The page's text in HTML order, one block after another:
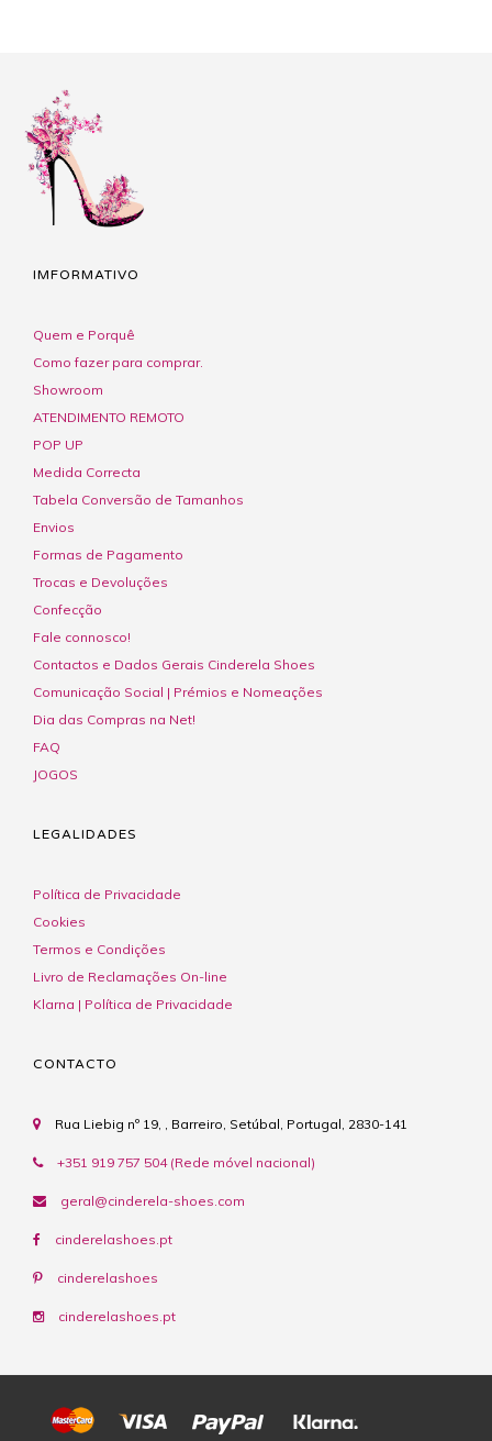
IMFORMATIVO
Quem e Porquê
Como fazer para comprar.
Showroom
ATENDIMENTO REMOTO
POP UP
Medida Correcta
Tabela Conversão de Tamanhos
Envios
Formas de Pagamento
Trocas e Devoluções
Confecção
Fale connosco!
Contactos e Dados Gerais Cinderela Shoes
Comunicação Social | Prémios e Nomeações
Dia das Compras na Net!
FAQ
JOGOS
LEGALIDADES
Política de Privacidade
Cookies
Termos e Condições
Livro de Reclamações On-line
Klarna | Política de Privacidade
CONTACTO
Rua Liebig nº 19, , Barreiro, Setúbal, Portugal, 2830-141
+351 919 757 504 (Rede móvel nacional)
geral@cinderela-shoes.com
cinderelashoes.pt
cinderelashoes
cinderelashoes.pt